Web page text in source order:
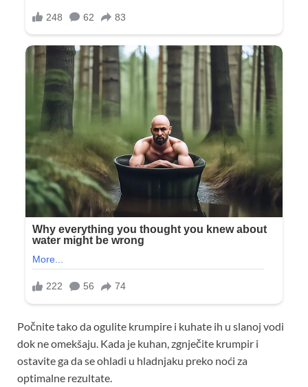
Počnite tako da ogulite krumpire i kuhate ih u slanoj vodi
dok ne omekšaju. Kada je kuhan, zgnječite krumpir i
ostavite ga da se ohladi u hladnjaku preko noći za
optimalne rezultate.